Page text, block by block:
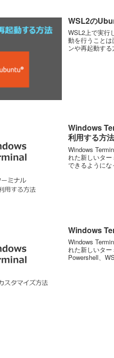
WSL2の
WSL2上で実行
動を行うこと
ンや再起動す
Windows
利用する方
Windows
れた新しいタ
できるように
Windows
Windows
れた新しいタ
Powershell、